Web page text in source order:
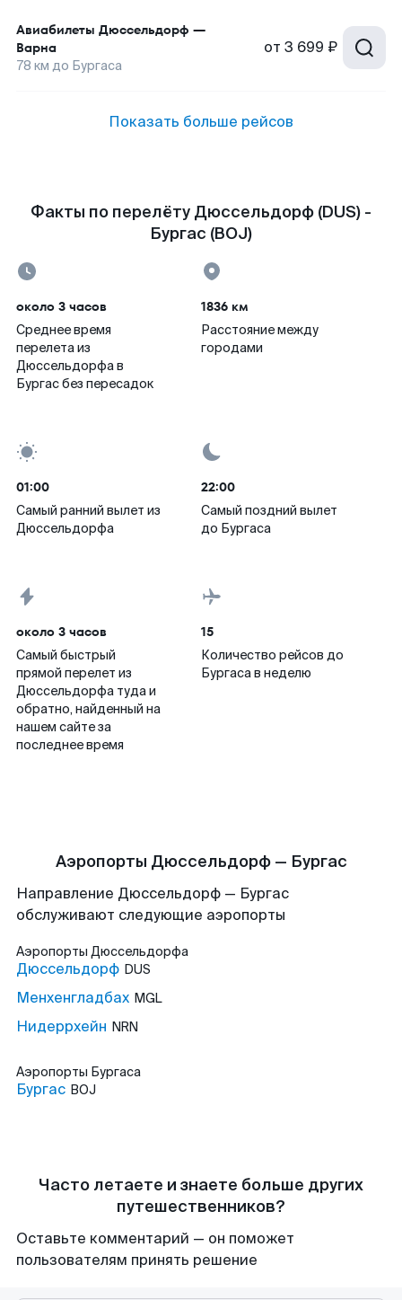
Авиабилеты Дюссельдорф —
Варна
78 км до Бургаса
от 3 699 ₽
Показать больше рейсов
Факты по перелёту Дюссельдорф (DUS) -
Бургас (BOJ)
около 3 часов
Среднее время
перелета из
Дюссельдорфа в
Бургас без пересадок
1836 км
Расстояние между
городами
01:00
Самый ранний вылет из
Дюссельдорфа
22:00
Самый поздний вылет
до Бургаса
около 3 часов
Самый быстрый
прямой перелет из
Дюссельдорфа туда и
обратно, найденный на
нашем сайте за
последнее время
15
Количество рейсов до
Бургаса в неделю
Аэропорты Дюссельдорф — Бургас
Направление Дюссельдорф — Бургас
обслуживают следующие аэропорты
Аэропорты Дюссельдорфа
Дюссельдорф DUS
Менхенгладбах MGL
Нидеррхейн NRN
Аэропорты Бургаса
Бургас BOJ
Часто летаете и знаете больше других
путешественников?
Оставьте комментарий — он поможет
пользователям принять решение